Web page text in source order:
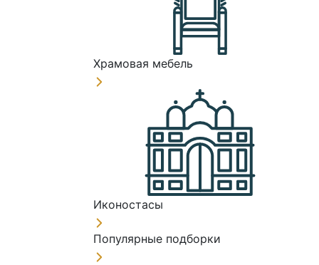
Храмовая мебель
Иконостасы
Популярные подборки